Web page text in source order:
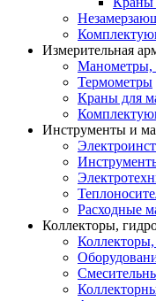
Измерительная
Манометры,
Термометры
Краны для
Инструменты и
Расходные
Коллекторы,